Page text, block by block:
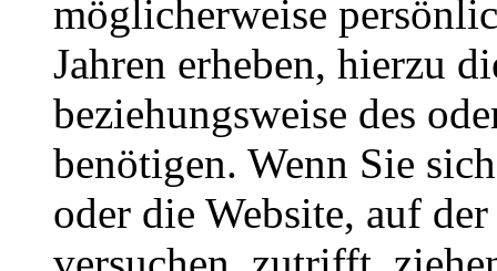
möglicherweise
Jahren erheben, hierzu
beziehungsweise des
benötigen. Wenn Sie
oder die Website, auf